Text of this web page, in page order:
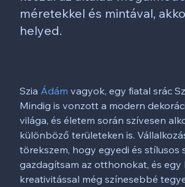
méretekkel és mintával,
helyed.
Szia Ádám vagyok, egy fiatal srác
Mindig is vonzott a modern
világa, és életem során szívesen
különböző területeken is.
törekszem, hogy egyedi és stílusos
gazdagítsam az otthonokat, és egy
kreativitással még színesebbé